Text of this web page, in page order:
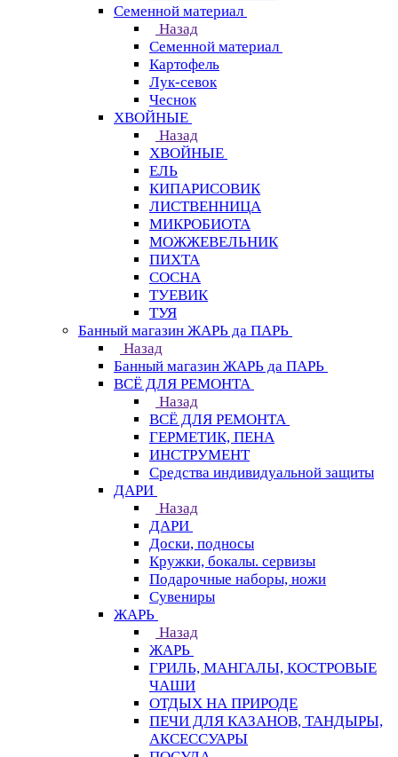
Семенной материал
Назад
Семенной материал
Картофель
Лук-севок
Чеснок
ХВОЙНЫЕ
Назад
ХВОЙНЫЕ
ЕЛЬ
КИПАРИСОВИК
ЛИСТВЕННИЦА
МИКРОБИОТА
МОЖЖЕВЕЛЬНИК
ПИХТА
СОСНА
ТУЕВИК
ТУЯ
Банный магазин ЖАРЬ да ПАРЬ
Назад
Банный магазин ЖАРЬ да ПАРЬ
ВСЁ ДЛЯ РЕМОНТА
Назад
ВСЁ ДЛЯ РЕМОНТА
ГЕРМЕТИК, ПЕНА
ИНСТРУМЕНТ
Средства индивидуальной защиты
ДАРИ
Назад
ДАРИ
Доски, подносы
Кружки, бокалы. сервизы
Подарочные наборы, ножи
Сувениры
ЖАРЬ
Назад
ЖАРЬ
ГРИЛЬ, МАНГАЛЫ, КОСТРОВЫЕ
ЧАШИ
ОТДЫХ НА ПРИРОДЕ
ПЕЧИ ДЛЯ КАЗАНОВ, ТАНДЫРЫ,
АКСЕССУАРЫ